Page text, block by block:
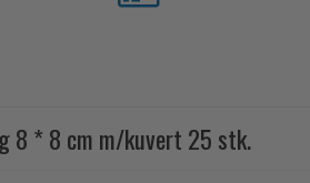
8 * 8 cm m/kuvert 25 stk.